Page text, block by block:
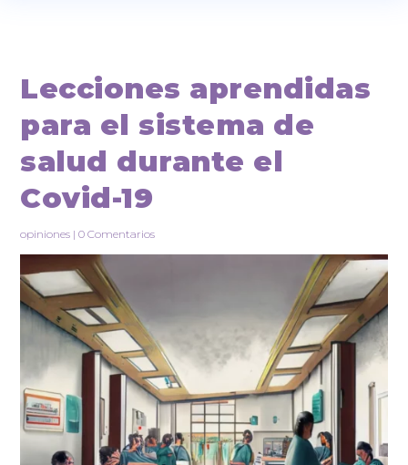
Lecciones aprendidas
para el sistema de
salud durante el
Covid-19
opiniones |0 Comentarios